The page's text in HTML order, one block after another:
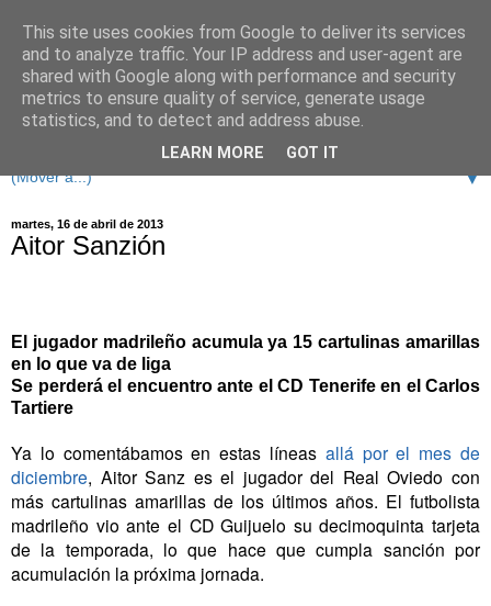
▼
martes, 16 de abril de 2013
Aitor Sanzión
El jugador madrileño acumula ya 15 cartulinas amarillas
en lo que va de liga
Se perderá el encuentro ante el CD Tenerife en el Carlos
Tartiere
Ya lo comentábamos en estas líneas allá por el mes de
diciembre, Aitor Sanz es el jugador del Real Oviedo con
más cartulinas amarillas de los últimos años. El futbolista
madrileño vio ante el CD Guijuelo su decimoquinta tarjeta
de la temporada, lo que hace que cumpla sanción por
acumulación la próxima jornada.
This site uses cookies from Google to deliver its services
and to analyze traffic. Your IP address and user-agent are
shared with Google along with performance and security
metrics to ensure quality of service, generate usage
statistics, and to detect and address abuse.
LEARN MORE GOT IT